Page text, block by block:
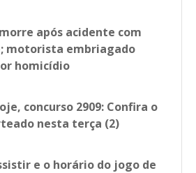
após acidente com
motorista embriagado
homicídio
concurso 2909: Confira o
nesta terça (2)
e o horário do jogo de